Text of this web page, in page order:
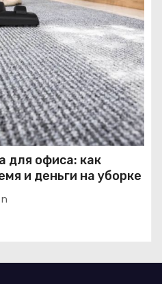
для офиса: как
и деньги на уборке